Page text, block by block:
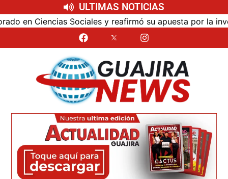
ULTIMAS NOTICIAS
y reafirmó su apuesta por la investigación con